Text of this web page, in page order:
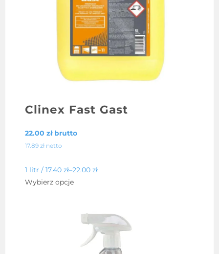
Clinex Fast Gast
22.00złbrutto
17.89zł netto
1 litr / 17.40zł–22.00zł
Wybierz opcjeTen
wariantów.
Opcje